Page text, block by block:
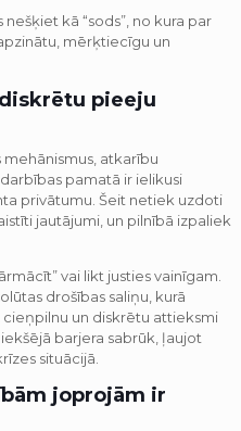
kā “sods”, no kura par
mērķtiecīgu un
pieeju
atkarību
darbības pamatā ir ielikusi
privātumu. Šeit netiek uzdoti
jautājumi, un pilnībā izpaliek
vai likt justies vainīgam.
drošības saliņu, kurā
un diskrētu attieksmi
barjera sabrūk, ļaujot
situācijā.
joprojām ir